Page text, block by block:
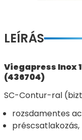
LEÍRÁS
Viegapress Inox
(436704)
SC-Contur-ral
rozsdamentes
préscsatlakozás,